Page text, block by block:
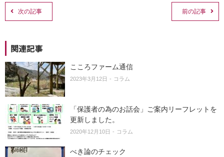
前の記事
次の記事
関連記事
こころファーム通信
2023年3月12日 コラム
「保護者の為のお話会」ご案内リーフレットを
更新しました。
2020年12月10日 コラム
べき論のチェック